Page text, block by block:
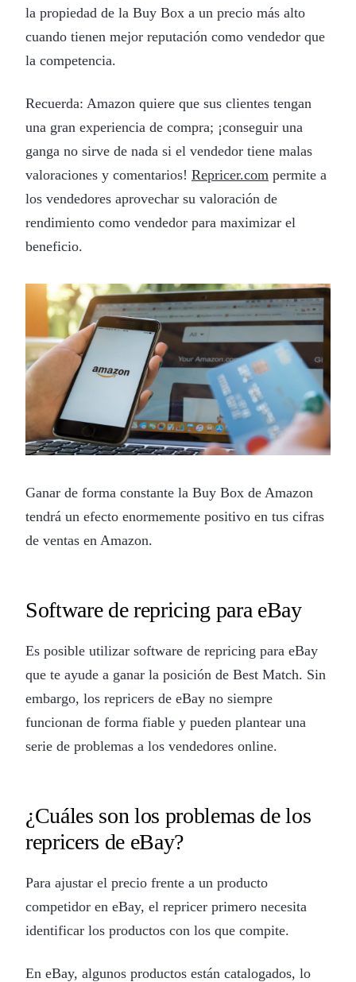
la propiedad de la Buy Box a un precio más alto
cuando tienen mejor reputación como vendedor que
la competencia.
Recuerda: Amazon quiere que sus clientes tengan
una gran experiencia de compra; ¡conseguir una
ganga no sirve de nada si el vendedor tiene malas
valoraciones y comentarios! Repricer.com permite a
los vendedores aprovechar su valoración de
rendimiento como vendedor para maximizar el
beneficio.
Ganar de forma constante la Buy Box de Amazon
tendrá un efecto enormemente positivo en tus cifras
de ventas en Amazon.
Software de repricing para eBay
Es posible utilizar software de repricing para eBay
que te ayude a ganar la posición de Best Match. Sin
embargo, los repricers de eBay no siempre
funcionan de forma fiable y pueden plantear una
serie de problemas a los vendedores online.
¿Cuáles son los problemas de los
repricers de eBay?
Para ajustar el precio frente a un producto
competidor en eBay, el repricer primero necesita
identificar los productos con los que compite.
En eBay, algunos productos están catalogados, lo